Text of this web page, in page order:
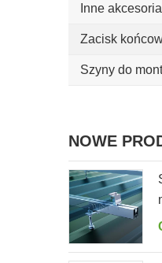
Inne akcesoria
Zacisk
Szyny do
NOWE